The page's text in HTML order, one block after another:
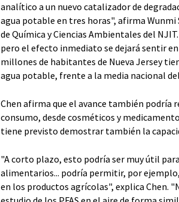
analítico a un nuevo catalizador de
agua potable en tres horas", afirma
de Química y Ciencias Ambientales del
pero el efecto inmediato se dejará sentir
millones de habitantes de Nueva Jersey
agua potable, frente a la media nacional
Chen afirma que el avance también
consumo, desde cosméticos y
tiene previsto demostrar también la
"A corto plazo, esto podría ser muy útil
alimentarios... podría permitir, por
en los productos agrícolas", explica Chen.